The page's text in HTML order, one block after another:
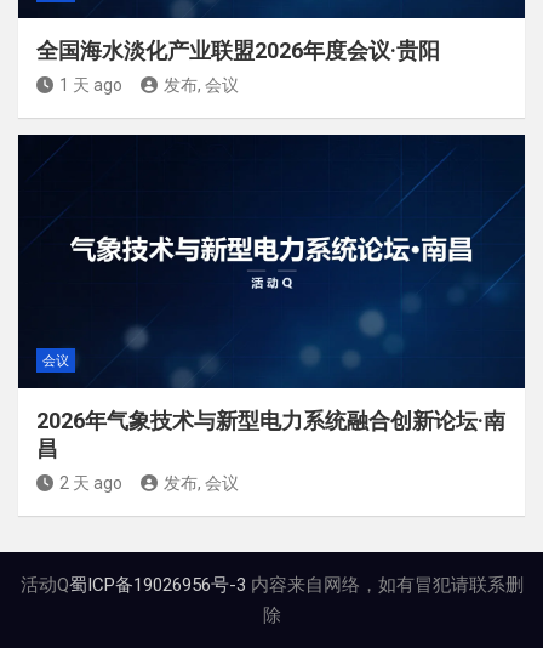
全国海水淡化产业联盟2026年度会议·贵阳
1 天 ago 发布, 会议
会议
2026年气象技术与新型电力系统融合创新论坛·南
昌
2 天 ago 发布, 会议
活动Q蜀ICP备19026956号-3 内容来自网络，如有冒犯请联系删
除